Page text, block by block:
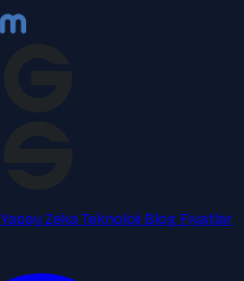
Yapay Zeka Teknoloji Blog Fiyatlar